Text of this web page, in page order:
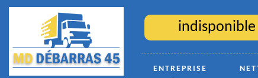
indisponible
ENTREPRISE